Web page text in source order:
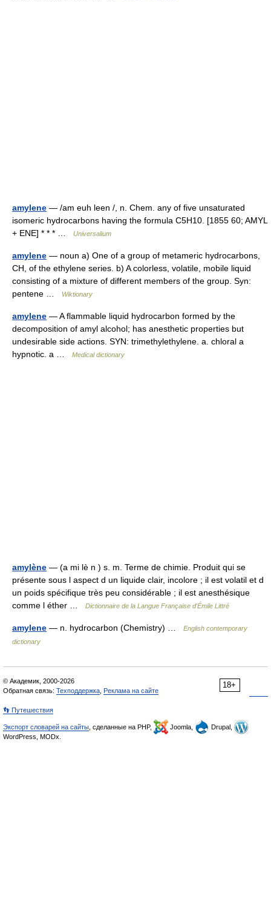
amylene — /am euh leen /, n. Chem. any of five unsaturated
isomeric hydrocarbons having the formula C5H10. [1855 60; AMYL
+ ENE] * * * …
Universalium
amylene — noun a) One of a group of metameric hydrocarbons,
CH, of the ethylene series. b) A colorless, volatile, mobile liquid
consisting of a mixture of different members of the group. Syn:
pentene …
Wiktionary
amylene — A flammable liquid hydrocarbon formed by the
decomposition of amyl alcohol; has anesthetic properties but
undesirable side actions. SYN: trimethylethylene. a. chloral a
hypnotic. a …
Medical dictionary
amylène — (a mi lè n ) s. m. Terme de chimie. Produit qui se
présente sous l aspect d un liquide clair, incolore ; il est volatil et d
un poids spécifique très peu considérable ; il est anesthésique
comme l éther …
Dictionnaire de la Langue Française d'Émile Littré
amylene — n. hydrocarbon (Chemistry) …
English contemporary
dictionary
18+
© Академик, 2000-2026
Обратная связь: Техподдержка Реклама на сайте
👣 Путешествия
Экспорт словарей на сайты , сделанные на PHP, Joomla,
Drupal,
WordPress, MODx.